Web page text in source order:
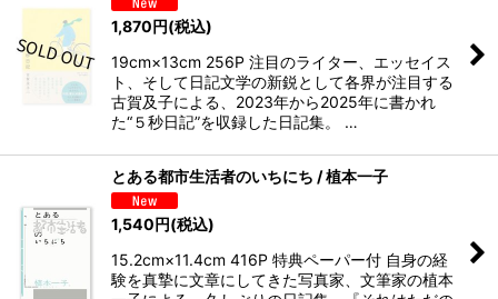
1,870円(税込)
19cm×13cm 256P 注目のライター、エッセイス
ト、そして日記文学の新鋭として各界が注目する
古賀及子による、2023年から2025年に書かれ
た“５秒日記”を収録した日記集。 …
とある都市生活者のいちにち / 植本一子
1,540円(税込)
15.2cm×11.4cm 416P 特典ペーパー付 自身の経
験を真摯に文章にしてきた写真家、文筆家の植本